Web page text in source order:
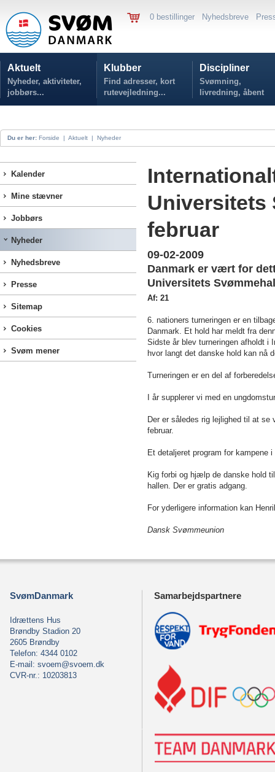
0 bestillinger Nyhedsbreve
Aktuelt
Nyheder, aktiviteter,
jobbørs...
Klubber
Find adresser, kort
rutevejledning...
Discipliner
Svømning,
livredning, åbent
vand...
Du er her: Forside | Aktuelt | Nyheder
Kalender
Mine stævner
Jobbørs
Nyheder
Nyhedsbreve
Presse
Sitemap
Cookies
Svøm mener
Universitets
februar
09-02-2009
Danmark er vært for
Universitets
Af: 21
6. nationers turneringen er en
Danmark. Et hold har meldt fra
Sidste år blev turneringen afholdt i
hvor langt det danske hold kan nå
Turneringen er en del af
I år supplerer vi med en
Der er således rig lejlighed til at
februar.
Et detaljeret program for kampene
Kig forbi og hjælp de danske hold
hallen. Der er gratis adgang.
For yderligere information kan
Dansk Svømmeunion
SvømDanmark
Idrættens Hus
Brøndby Stadion 20
2605 Brøndby
Telefon: 4344 0102
E-mail: svoem@svoem.dk
CVR-nr.: 10203813
Samarbejdspartnere